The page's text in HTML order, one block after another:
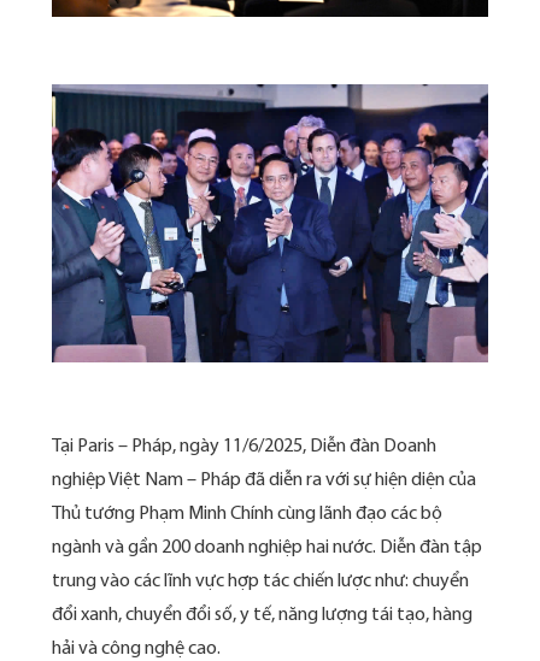
Tại Paris – Pháp, ngày 11/6/2025, Diễn đàn Doanh
nghiệp Việt Nam – Pháp đã diễn ra với sự hiện diện của
Thủ tướng Phạm Minh Chính cùng lãnh đạo các bộ
ngành và gần 200 doanh nghiệp hai nước. Diễn đàn tập
trung vào các lĩnh vực hợp tác chiến lược như: chuyển
đổi xanh, chuyển đổi số, y tế, năng lượng tái tạo, hàng
hải và công nghệ cao.